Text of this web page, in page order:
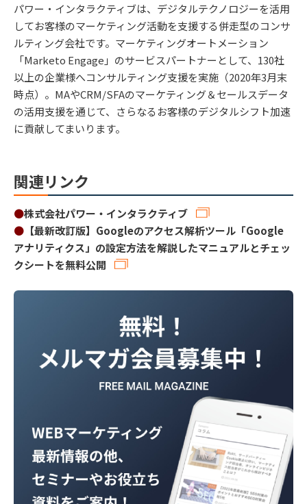
パワー・インタラクティブは、デジタルテクノロジーを活用
してお客様のマーケティング活動を支援する併走型のコンサ
ルティング会社です。マーケティングオートメーション
「Marketo Engage」のサービスパートナーとして、130社
以上の企業様へコンサルティング支援を実施（2020年3月末
時点）。MAやCRM/SFAのマーケティング＆セールスデータ
の活用支援を通じて、さらなるお客様のデジタルシフト加速
に貢献してまいります。
関連リンク
●株式会社パワー・インタラクティブ
● 【最新改訂版】Googleのアクセス解析ツール「Google
アナリティクス」の設定方法を解説したマニュアルとチェッ
クシートを無料公開